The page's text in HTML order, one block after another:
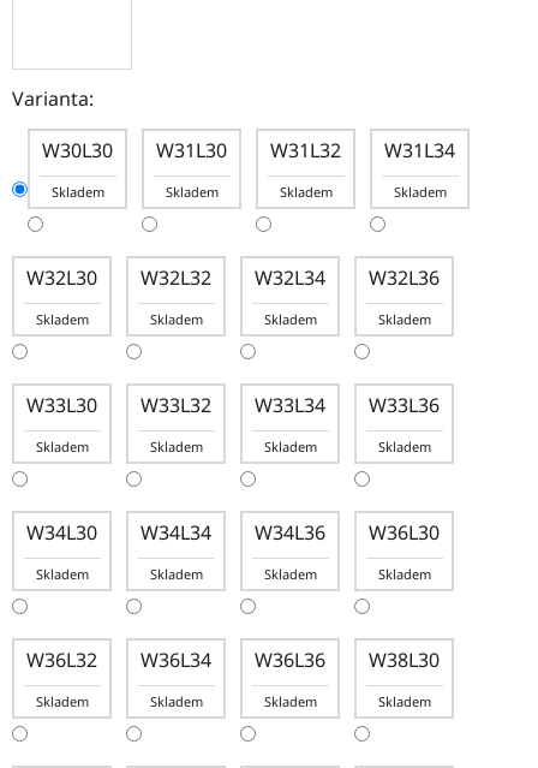
Varianta:
W30L30
Skladem
W31L30
Skladem
W31L32
Skladem
W31L34
Skladem
W32L30
Skladem
W32L32
Skladem
W32L34
Skladem
W32L36
Skladem
W33L30
Skladem
W33L32
Skladem
W33L34
Skladem
W33L36
Skladem
W34L30
Skladem
W34L34
Skladem
W34L36
Skladem
W36L30
Skladem
W36L32
Skladem
W36L34
Skladem
W36L36
Skladem
W38L30
Skladem